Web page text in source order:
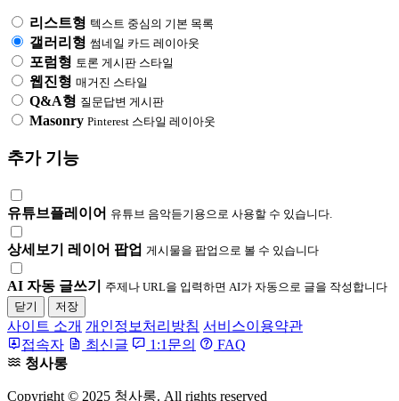
리스트형 텍스트 중심의 기본 목록
갤러리형 썸네일 카드 레이아웃
포럼형 토론 게시판 스타일
웹진형 매거진 스타일
Q&A형 질문답변 게시판
Masonry Pinterest 스타일 레이아웃
추가 기능
유튜브플레이어 유튜브 음악듣기용으로 사용할 수 있습니다.
상세보기 레이어 팝업 게시물을 팝업으로 볼 수 있습니다
AI 자동 글쓰기
주제나 URL을 입력하면 AI가 자동으로 글을 작성합니다
닫기
저장
사이트 소개 개인정보처리방침 서비스이용약관
접속자
최신글 1:1문의
FAQ
청사롱
Copyright © 2025 청사롱. All rights reserved